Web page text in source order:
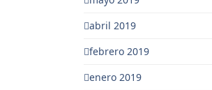
abril 2019
febrero 2019
enero 2019